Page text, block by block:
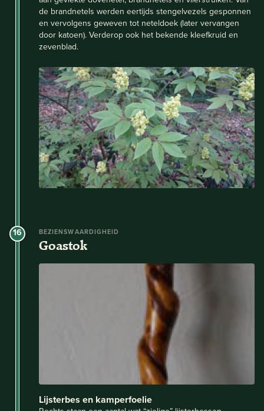
de brandnetels werden eertijds stengelvezels gesponnen
en vervolgens geweven tot neteldoek (later vervangen
door katoen). Verderop ook het bekende kleefkruid en
zevenblad.
16 BEZIENSWAARDIGHEID
Goastok
Lijsterbes en kamperfoelie